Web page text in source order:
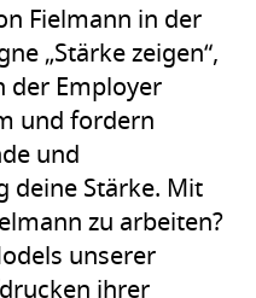
Fielmann in der
„Stärke zeigen“,
der Employer
und fordern
und
deine Stärke. Mit
zu arbeiten?
unserer
ihrer